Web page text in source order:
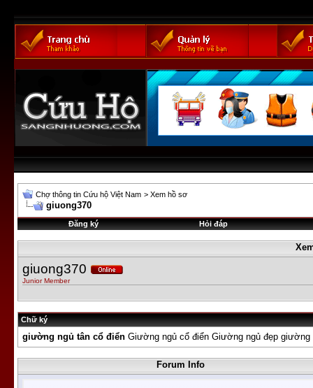
Chợ thông tin Cứu hộ Việt Nam > Xem hồ sơ
giuong370
Đăng ký Hỏi đáp
giuong370
Junior Member
Chữ ký
giường ngủ tân cổ điển Giường ngủ cổ điển Giường ngủ đẹp
Forum Info